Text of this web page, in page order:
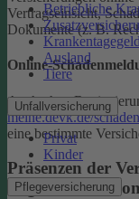
Betriebliche
Krankentagegeld
Ausland
Tiere
Unfallversicherung
Privat
Kinder
Pflegeversicherung
Vertragseinsicht,
Dokumente (z. B.
Online-
Auch ohne
meine.devk.de/
eine bestimmte
Präsenzen der